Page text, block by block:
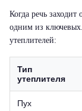
Когда речь
одним из
утеплителей:
Тип
утеплителя
Пух